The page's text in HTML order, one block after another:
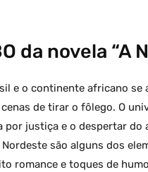
da novela “A
e o continente africano
de tirar o fôlego. O
por justiça e o despertar do
são alguns dos
romance e toques de